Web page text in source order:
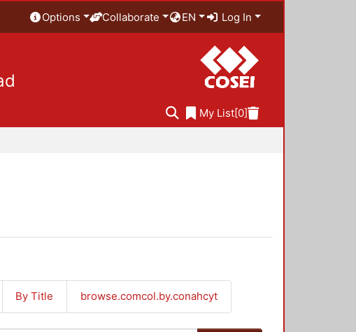
Options Collaborate EN Log In
My List[0]
By Title browse.comcol.by.conahcyt